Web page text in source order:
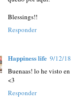
Blessings!!
Responder
Happiness life 9/12/
Buenaas! lo he visto
<3
Responder